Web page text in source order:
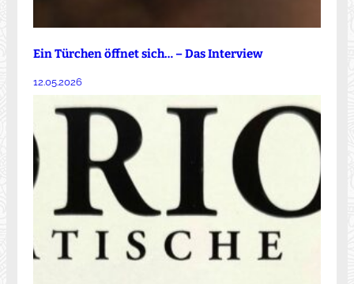
Ein Türchen öffnet sich… – Das Interview
12.05.2026